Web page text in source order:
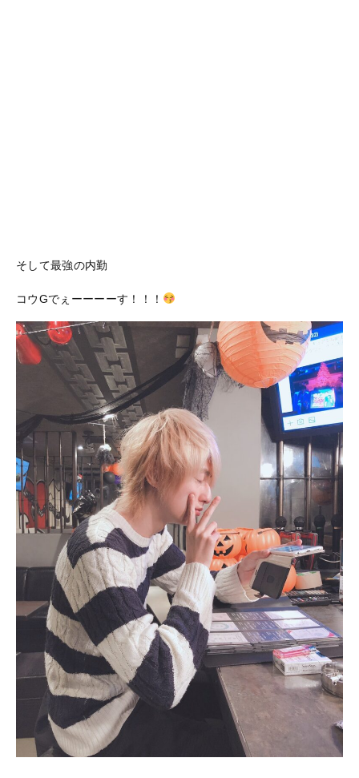
そして最強の内勤
コウGでぇーーーーす！！！